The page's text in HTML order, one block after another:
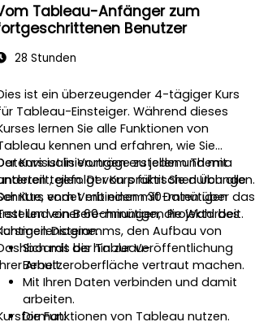
Tableau-Anfänger zum
Benutzer
28 Stunden
ist ein überzeugender 4-tägiger Kurs
Tableau-Einsteiger. Während dieses
lernen Sie alle Funktionen von
kennen und erfahren, wie Sie
erstellen und mit
teilen. Der Kurs führt Sie durch alle
vom Verbinden mit Daten über das
von Berechnungen, die Wahl des
Diagramms, den Aufbau von
bis hin zur Veröffentlichung
Arbeit.
Kurs ist in Vorträge zu jedem Thema
gefolgt von praktischen Übungen.
Kurs endet mit einem 30-minütigen
und einer 60-minütigen Projektarbeit.
Sich mit der Tableau-
Benutzeroberfläche vertraut machen.
Mit Ihren Daten verbinden und damit
arbeiten.
Die Funktionen von Tableau nutzen.